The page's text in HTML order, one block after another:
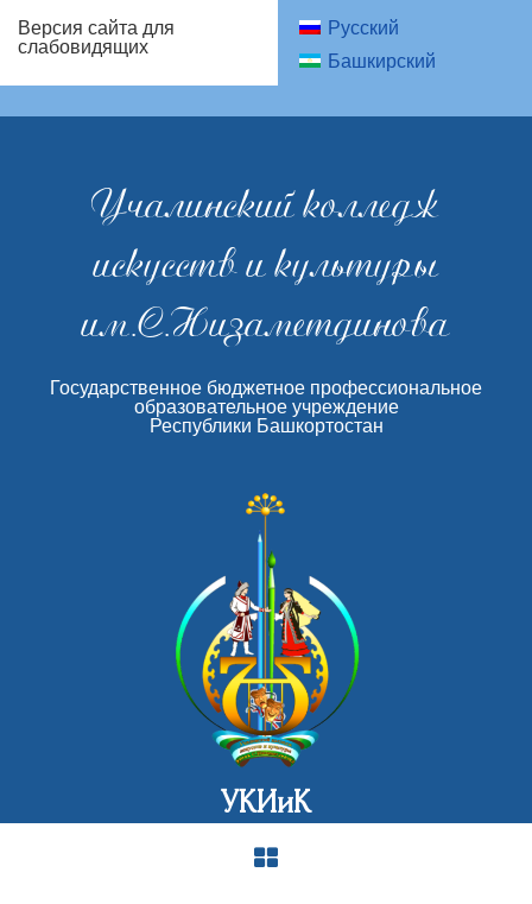
Версия сайта для
слабовидящих
Русский
Башкирский
Учалинский колледж
искусств и культуры
им.С.Низаметдинова
Государственное бюджетное профессиональное
образовательное учреждение
Республики Башкортостан
УКИиК